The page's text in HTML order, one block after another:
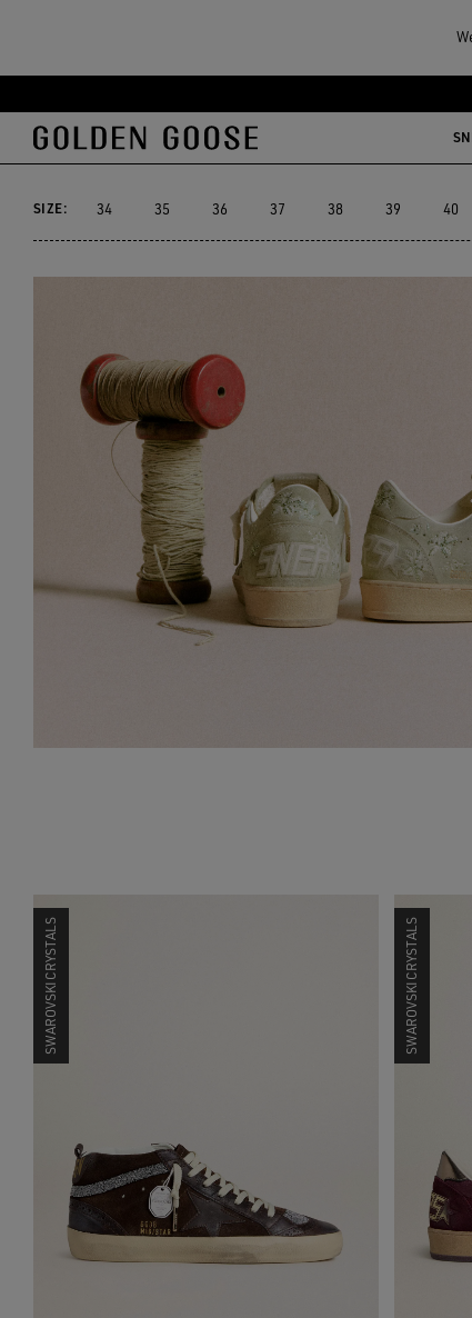
メ
イ
ン
ン
テ
フ
ッ
タ
コ
ン
スワロフスキー
69点の商品
SIZE: 34 35 36 37 38 39 40
SWAROVSKI CRYSTALS SWAROVSKI CRYSTALS